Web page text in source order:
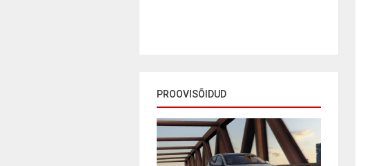
PROOVISÕIDUD